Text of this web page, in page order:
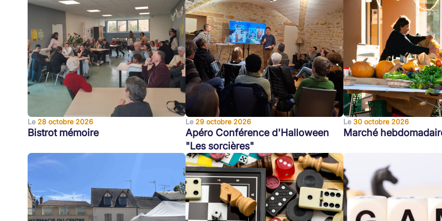
Le 28 octobre 2026
Bistrot mémoire
Le 29 octobre 2026
Apéro Conférence d'Halloween
"Les sorcières"
Le 30 octobre 2026
Marché